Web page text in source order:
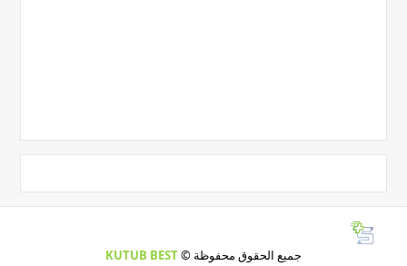
جميع الحقوق محفوظة ©KUTUB BEST